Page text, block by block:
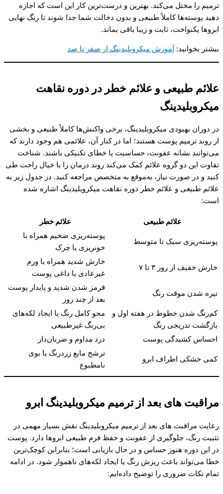
ترمیم را مختل می‌کند. بهترین و درست‌ترین کار این است که اجازه
دهید پوسته‌ها کاملاً طبیعی و بدون دخالت شما جدا شوند تا رنگ نهایی
ابروها یکنواخت، ثابت و زیبا باقی بماند.
بیشتر بخوانید:آموزش میکروبلیدینگ از صفر تا صد
علائم طبیعی و علائم خطر در دوره نقاهت
میکروبلیدینگ
در دوران بهبودی میکروبلیدینگ، برخی واکنش‌ها کاملاً طبیعی و بخشی
از روند ترمیم پوست هستند؛ اما در کنار آن، علائمی هم وجود دارند که
می‌توانند نشانه عفونت، حساسیت یا خطای تکنیکی باشند. شناخت
تفاوت این دو گروه علائم کمک می‌کند روند درمان را با خیال راحت طی
کنید و در صورت نیاز، به‌موقع به متخصص مراجعه کنید. در جدول زیر به
علائم طبیعی و علائم خطر دوره نقاهت میکروبلیدینگ اشاره شده
است:
علائم طبیعی علائم خطر
پوسته‌ریزی سبک تا متوسط
پوسته‌ریزی ضخیم همراه با
خونریزی یا چرک
خارش خفیف از روز ۳ تا ۷
خارش شدید همراه با ورم
غیرعادی یا داغی پوست
تیره شدن موقت رنگ
قرمز شدن شدید و پایدار پوست
بعد از چند روز
کم‌رنگ شدن خطوط در هفته اول و
بازگشت تدریجی رنگ
محو کامل رنگ یا ایجاد لکه‌های
بی‌رنگ غیرطبیعی
احساس کشیدگی پوست
درد مداوم و ضربان‌دار
کمی خشکی اطراف ابرو
ترشح مایع زردرنگ یا بوی
نامطبوع
مراقبت های بعد از ترمیم میکروبلیدینگ ابرو
رعایت مراقبت های بعد از ترمیم میکروبلیدینگ نقش بسیار مهمی در
تثبیت رنگ، جلوگیری از عفونت و حفظ فرم طبیعی ابروها دارد. پوست
در این دوره هنوز حساس و در حال بازیابی است؛ بنابراین کوچک‌ترین
خطا می‌تواند باعث ریزش رنگ یا ایجاد لکه‌های ناهموار شود. در ادامه
تمام نکات ضروری را توضیح داده‌ایم: